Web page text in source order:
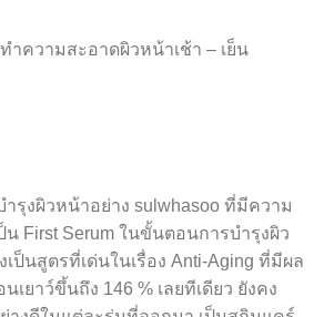
ำความสะอาดผิวหน้าเช้า – เย็น
งผิวหน้าอย่าง sulwhasoo ที่มีความ
น First Serum ในขั้นตอนการบำรุงผิว
เป็นสูตรที่เด่นในเรื่อง Anti-Aging ที่มีผล
เยาว์ขึ้นถึง 146 % เลยทีเดียว ยังคง